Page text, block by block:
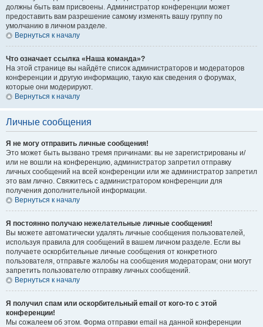
должны быть вам присвоены. Администратор конференции может
предоставить вам разрешение самому изменять вашу группу по
умолчанию в личном разделе.
Вернуться к началу
Что означает ссылка «Наша команда»?
На этой странице вы найдёте список администраторов и модераторов
конференции и другую информацию, такую как сведения о форумах,
которые они модерируют.
Вернуться к началу
Личные сообщения
Я не могу отправить личные сообщения!
Это может быть вызвано тремя причинами: вы не зарегистрированы и/
или не вошли на конференцию, администратор запретил отправку
личных сообщений на всей конференции или же администратор запретил
это вам лично. Свяжитесь с администратором конференции для
получения дополнительной информации.
Вернуться к началу
Я постоянно получаю нежелательные личные сообщения!
Вы можете автоматически удалять личные сообщения пользователей,
используя правила для сообщений в вашем личном разделе. Если вы
получаете оскорбительные личные сообщения от конкретного
пользователя, отправьте жалобы на сообщения модераторам; они могут
запретить пользователю отправку личных сообщений.
Вернуться к началу
Я получил спам или оскорбительный email от кого-то с этой
конференции!
Мы сожалеем об этом. Форма отправки email на данной конференции